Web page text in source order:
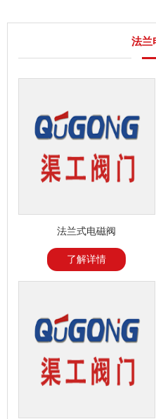
法兰
法兰式电磁阀
了解详情